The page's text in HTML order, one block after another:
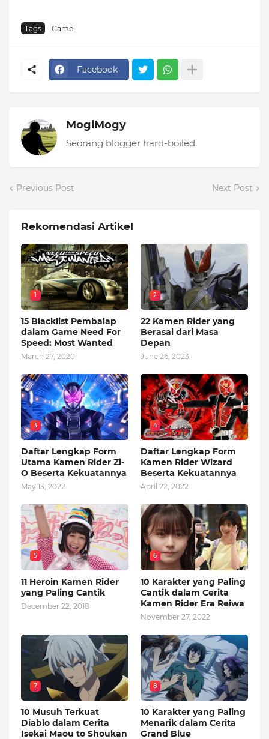
Tags Game
Facebook
MogiMogy
Seorang blogger hard-boiled.
Previous Post Next Post
Rekomendasi Artikel
1
15 Blacklist Pembalap
dalam Game Need For
Speed: Most Wanted
March 27, 2020
2
22 Kamen Rider yang
Berasal dari Masa
Depan
June 26, 2023
3
Daftar Lengkap Form
Utama Kamen Rider Zi-
O Beserta Kekuatannya
May 13, 2022
4
Daftar Lengkap Form
Kamen Rider Wizard
Beserta Kekuatannya
April 22, 2022
5
11 Heroin Kamen Rider
yang Paling Cantik
December 22, 2018
6
10 Karakter yang Paling
Cantik dalam Cerita
Kamen Rider Era Reiwa
November 27, 2022
7
10 Musuh Terkuat
Diablo dalam Cerita
Isekai Maou to Shoukan
8
10 Karakter yang Paling
Menarik dalam Cerita
Grand Blue